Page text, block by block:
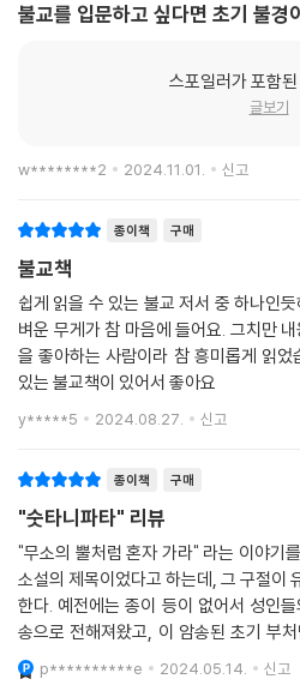
해치려는 마음은 갖지 말고
저 광야를 가고 있는 코뿔소의 외뿔처럼
불교를 입문하고 싶다면 초기 불경
스포일러가 포함
글보기
w********2 2024.11.01. 신고
종이책 구매
불교책
쉽게 읽을 수 있는 불교 저서 중 하나인
벼운 무게가 참 마음에 들어요. 그치만
을 좋아하는 사람이라 참 흥미롭게 읽
있는 불교책이 있어서 좋아요
y*****5 2024.08.27. 신고
종이책 구매
"숫타니파타" 리뷰
"무소의 뿔처럼 혼자 가라" 라는 이야기
소설의 제목이었다고 하는데, 그 구절이
한다. 예전에는 종이 등이 없어서 성인
송으로 전해져왔고, 이 암송된 초기 부
구전으로 전해온 이야기이기때문에 책을
p**********e 2024.05.14. 신고